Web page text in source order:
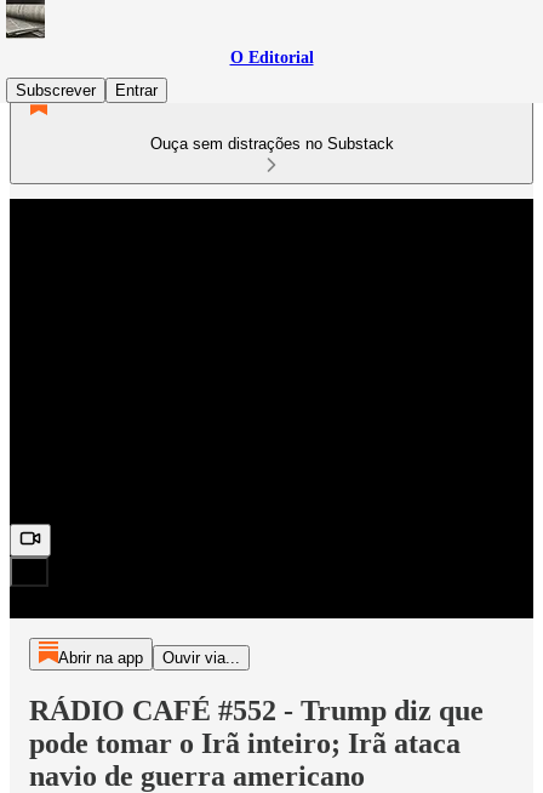
O Editorial
Subscrever
Entrar
Ouça sem distrações no Substack
Abrir na app Ouvir via...
RÁDIO CAFÉ #552 - Trump diz que
pode tomar o Irã inteiro; Irã ataca
navio de guerra americano